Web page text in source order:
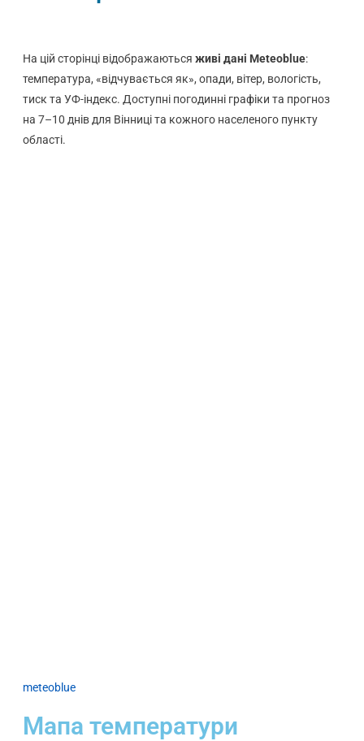
На цій сторінці відображаються живі дані Meteoblue:
температура, «відчувається як», опади, вітер, вологість,
тиск та УФ-індекс. Доступні погодинні графіки та прогноз
на 7–10 днів для Вінниці та кожного населеного пункту
області.
meteoblue
Мапа температури